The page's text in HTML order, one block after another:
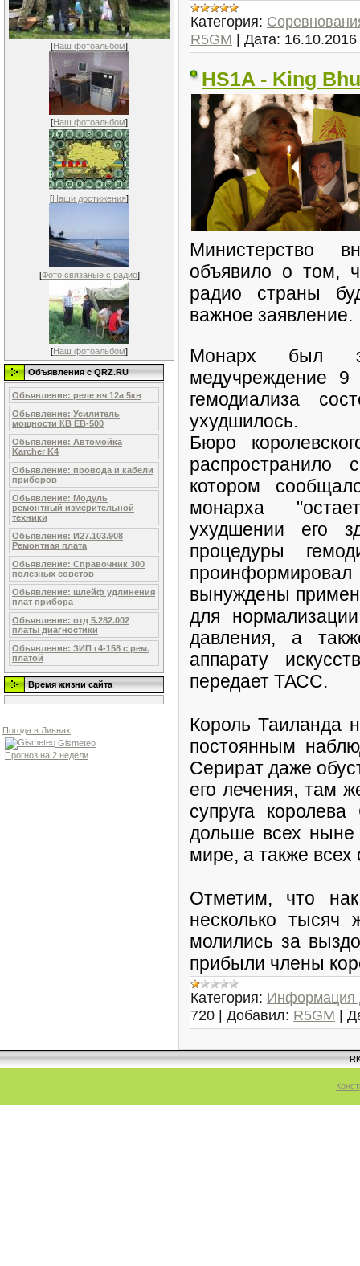
[Наш фотоальбом]
[Наш фотоальбом]
[Наши достижения]
[Фото связаные с радио]
[Наш фотоальбом]
Объявления c QRZ.RU
Обьявление: реле вч 12а 5кв
Обьявление: Усилитель
мощности КВ ЕВ-500
Обьявление: Автомойка
Karcher K4
Обьявление: провода и кабели
приборов
Обьявление: Модуль
ремонтный измерительной
техники
Обьявление: И27.103.908
Ремонтная плата
Обьявление: Справочник 300
полезных советов
Обьявление: шлейф удлинения
плат прибора
Обьявление: отд 5.282.002
платы диагностики
Обьявление: ЗИП г4-158 с рем.
платой
Время жизни сайта
Погода в Ливнах
Gismeteo
Прогноз на 2 недели
Категория:
R5GM | Дата: 16.10.2016
HS1A - King
Министерство
объявило о том,
радио страны
важное заявление.
Монарх был
медучреждение 9
гемодиализа
ухудшилось.
Бюро
распространило
котором
монарха
ухудшении его
процедуры
вынуждены
для
давления, а
аппарату
передает ТАСС.
Король Таиланда
постоянным
Серират даже
его лечения, там
супруга
дольше всех
мире, а также всех
Отметим, что
несколько тысяч
молились за
прибыли члены
Категория: Информация
720 | Добавил: R5GM |